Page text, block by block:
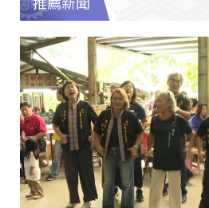
推薦新聞